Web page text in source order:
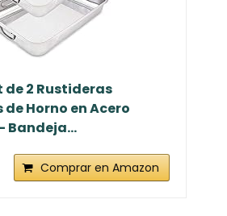
de 2 Rustideras
Horno en Acero
Bandeja...
Comprar en Amazon